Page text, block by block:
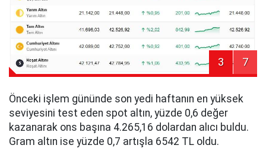
3 7
Önceki işlem gününde son yedi haftanın en yüksek
seviyesini test eden spot altın, yüzde 0,6 değer
kazanarak ons başına 4.265,16 dolardan alıcı buldu.
Gram altın ise yüzde 0,7 artışla 6542 TL oldu.